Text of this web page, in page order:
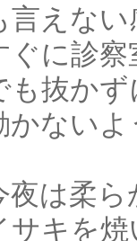
言えない
ぐに診
も抜か
かない
夜は柔
サキを